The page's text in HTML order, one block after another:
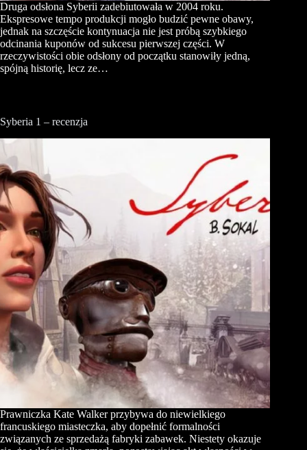
Druga odsłona Syberii zadebiutowała w 2004 roku.
Ekspresowe tempo produkcji mogło budzić pewne obawy,
jednak na szczęście kontynuacja nie jest próbą szybkiego
odcinania kuponów od sukcesu pierwszej części. W
rzeczywistości obie odsłony od początku stanowiły jedną,
spójną historię, lecz ze…
Syberia 1 – recenzja
Prawniczka Kate Walker przybywa do niewielkiego
francuskiego miasteczka, aby dopełnić formalności
związanych ze sprzedażą fabryki zabawek. Niestety okazuje